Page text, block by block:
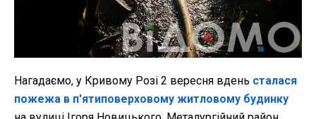
Нагадаємо, у Кривому Розі 2 вересня вдень сталася
пожежа в п'ятиповерховому житловому будинку